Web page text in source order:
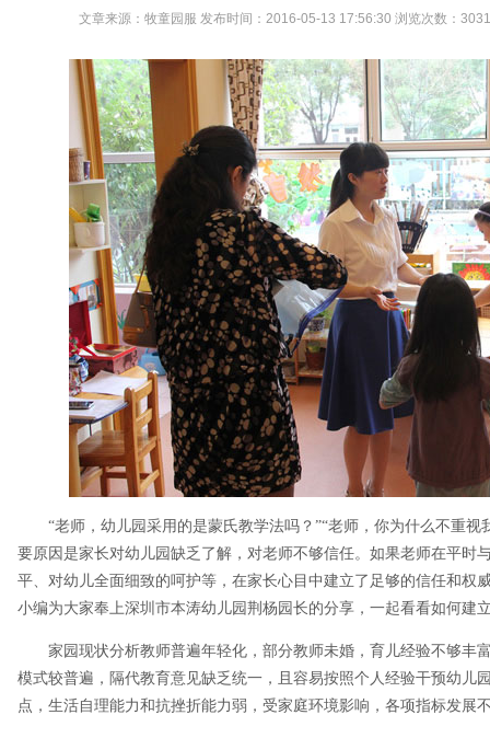
文章来源：牧童园服 发布时间：2016-05-13 17:56:30 浏览次数：3031
“老师，幼儿园采用的是蒙氏教学法吗？”“老师，你为什么不重
要原因是家长对幼儿园缺乏了解，对老师不够信任。如果老师在平时
平、对幼儿全面细致的呵护等，在家长心目中建立了足够的信任和权
小编为大家奉上深圳市本涛幼儿园荆杨园长的分享，一起看看如何建
家园现状分析教师普遍年轻化，部分教师未婚，育儿经验不够丰
模式较普遍，隔代教育意见缺乏统一，且容易按照个人经验干预幼儿
点，生活自理能力和抗挫折能力弱，受家庭环境影响，各项指标发展